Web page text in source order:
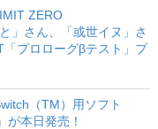
ZERO
」さん、「或世イヌ」さ
プロローグβテスト」プ
（TM）用ソフト
が本日発売！